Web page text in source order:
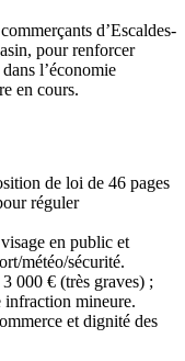
d’Escaldes-
pour renforcer
l’économie
en cours.
de loi de 46 pages
réguler
en public et
météo/sécurité.
000 € (très graves) ;
infraction mineure.
et dignité des